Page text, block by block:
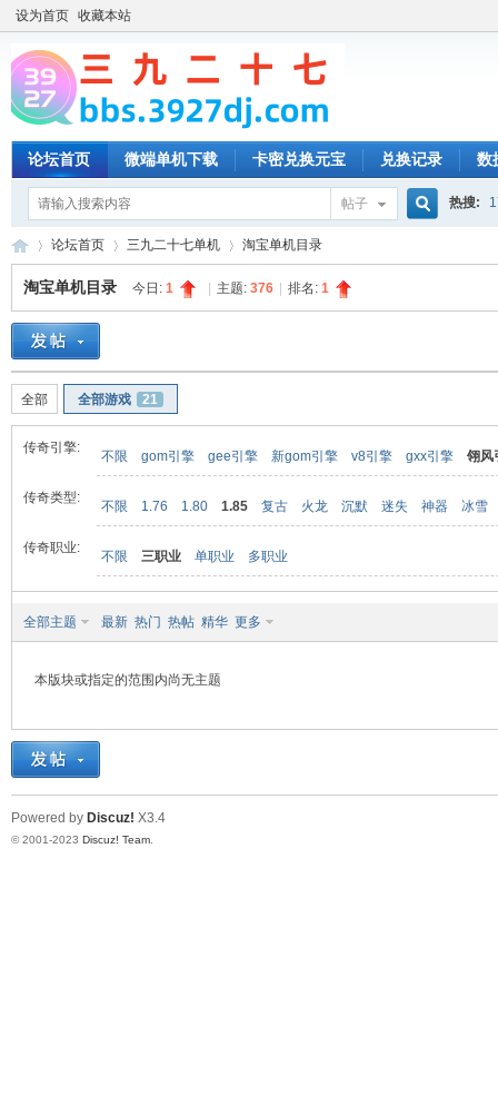
设为首页 收藏本站
论坛首页 微端单机下载 卡密兑换元宝 兑换记录 数
帖子 热搜:
»
论坛首页 三九二十七单机 淘宝单机目录
淘宝单机目录 今日: 1 主题: 376 排名: 1
全部 全部游戏 21
传奇引擎:
不限 gom引擎 gee引擎 新gom引擎 v8引擎 gxx引擎 翎风
传奇类型:
不限 1.76 1.80 1.85 复古 火龙 沉默 迷失 神器 冰雪
传奇职业:
不限 三职业 单职业 多职业
全部主题 最新 热门 热帖 精华 更多
本版块或指定的范围内尚无主题
Powered by Discuz! X3.4
© 2001-2023 Discuz! Team.